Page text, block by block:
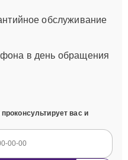
обслуживание
в день обращения
вас и